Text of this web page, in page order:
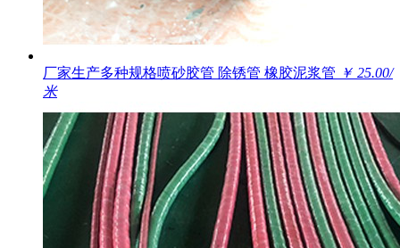
厂家生产多种规格喷砂胶管 除锈管 橡胶泥浆管 ￥ 25.00/
米